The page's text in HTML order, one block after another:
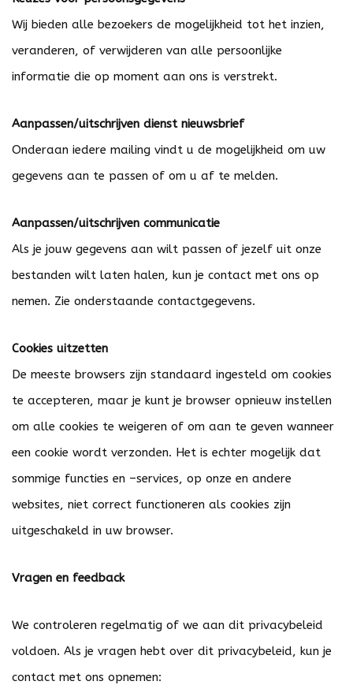
Wij bieden alle bezoekers de mogelijkheid tot het inzien,
veranderen, of verwijderen van alle persoonlijke
informatie die op moment aan ons is verstrekt.
Aanpassen/uitschrijven dienst nieuwsbrief
Onderaan iedere mailing vindt u de mogelijkheid om uw
gegevens aan te passen of om u af te melden.
Aanpassen/uitschrijven communicatie
Als je jouw gegevens aan wilt passen of jezelf uit onze
bestanden wilt laten halen, kun je contact met ons op
nemen. Zie onderstaande contactgegevens.
Cookies uitzetten
De meeste browsers zijn standaard ingesteld om cookies
te accepteren, maar je kunt je browser opnieuw instellen
om alle cookies te weigeren of om aan te geven wanneer
een cookie wordt verzonden. Het is echter mogelijk dat
sommige functies en –services, op onze en andere
websites, niet correct functioneren als cookies zijn
uitgeschakeld in uw browser.
Vragen en feedback
We controleren regelmatig of we aan dit privacybeleid
voldoen. Als je vragen hebt over dit privacybeleid, kun je
contact met ons opnemen: